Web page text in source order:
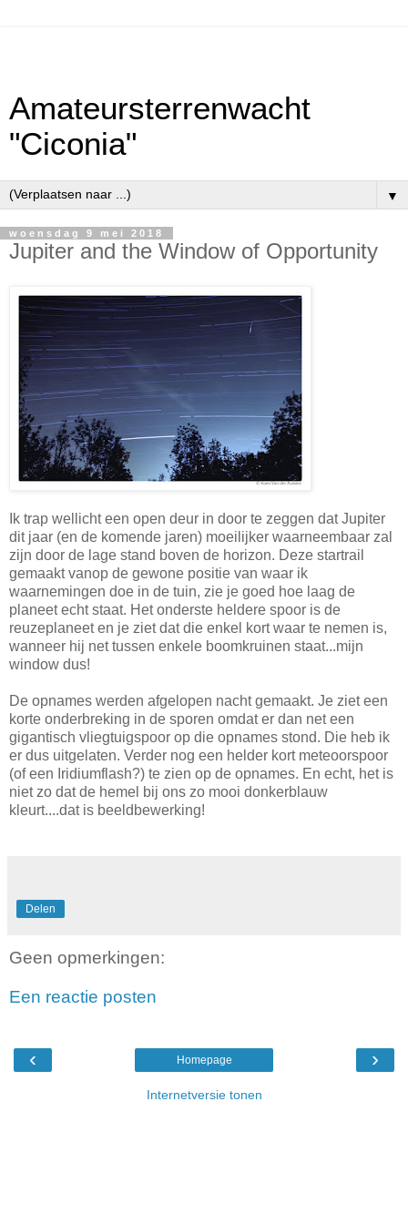
Amateursterrenwacht
"Ciconia"
▼
woensdag 9 mei 2018
Jupiter and the Window of Opportunity
Ik trap wellicht een open deur in door te zeggen dat Jupiter
dit jaar (en de komende jaren) moeilijker waarneembaar zal
zijn door de lage stand boven de horizon. Deze startrail
gemaakt vanop de gewone positie van waar ik
waarnemingen doe in de tuin, zie je goed hoe laag de
planeet echt staat. Het onderste heldere spoor is de
reuzeplaneet en je ziet dat die enkel kort waar te nemen is,
wanneer hij net tussen enkele boomkruinen staat...mijn
window dus!
De opnames werden afgelopen nacht gemaakt. Je ziet een
korte onderbreking in de sporen omdat er dan net een
gigantisch vliegtuigspoor op die opnames stond. Die heb ik
er dus uitgelaten. Verder nog een helder kort meteoorspoor
(of een Iridiumflash?) te zien op de opnames. En echt, het is
niet zo dat de hemel bij ons zo mooi donkerblauw
kleurt....dat is beeldbewerking!
Delen
Geen opmerkingen:
Een reactie posten
‹ ›
Homepage
Internetversie tonen